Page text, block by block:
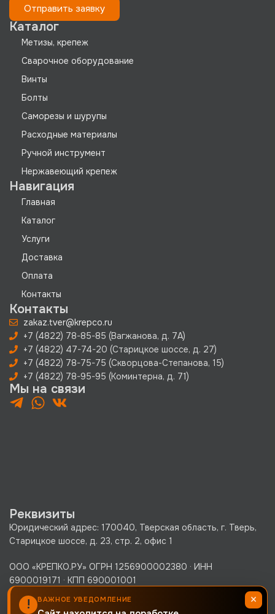
Отправить заявку
Каталог
Метизы, крепеж
Сварочное оборудование
Винты
Болты
Саморезы и шурупы
Расходные материалы
Ручной инструмент
Нержавеющий крепеж
Навигация
Главная
Каталог
Услуги
Доставка
Оплата
Контакты
Контакты
zakaz.tver@krepco.ru
+7 (4822) 78-85-85 (Вагжанова, д. 7А)
+7 (4822) 47-74-20 (Старицкое шоссе, д. 27)
+7 (4822) 78-75-75 (Скворцова-Степанова, 15)
+7 (4822) 78-95-95 (Коминтерна, д. 71)
Мы на связи
Реквизиты
Юридический адрес: 170040, Тверская область, г. Тверь,
Старицкое шоссе, д. 23, стр. 2, офис 1
ООО «КРЕПКО.РУ» ОГРН 1256900002380 · ИНН
6900019171 · КПП 690001001
Политика конфиденциальности
! ВАЖНОЕ УВЕДОМЛЕНИЕ ×